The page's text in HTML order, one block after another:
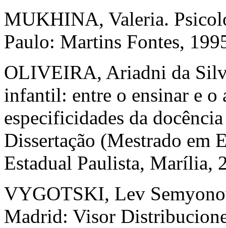
MUKHINA, Valeria.
Paulo: Martins Fontes,
OLIVEIRA, Ariadni da
infantil: entre o ensinar e o
especificidades da
Dissertação (Mestrado em
Estadual Paulista, Marília,
VYGOTSKI, Lev
Madrid: Visor